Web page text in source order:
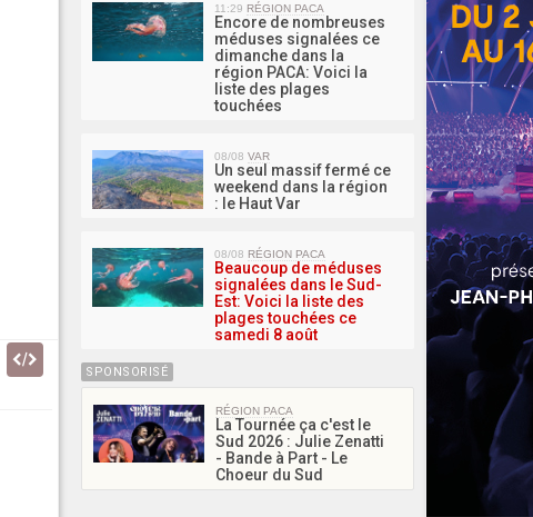
11:29 RÉGION PACA
Encore de nombreuses
méduses signalées ce
dimanche dans la
région PACA: Voici la
liste des plages
touchées
08/08 VAR
Un seul massif fermé ce
weekend dans la région
: le Haut Var
08/08 RÉGION PACA
Beaucoup de méduses
signalées dans le Sud-
Est: Voici la liste des
plages touchées ce
samedi 8 août
SPONSORISÉ
RÉGION PACA
La Tournée ça c'est le
Sud 2026 : Julie Zenatti
- Bande à Part - Le
Choeur du Sud